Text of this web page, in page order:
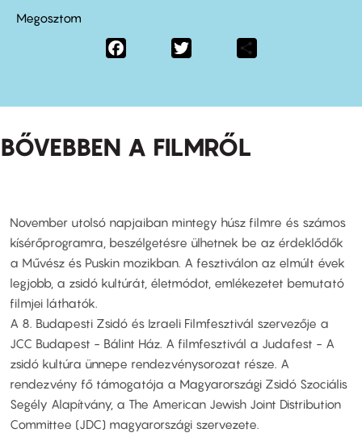
Megosztom
Facebook
BŐVEBBEN A FILMRŐL
November utolsó napjaiban mintegy húsz filmre és számos
kísérőprogramra, beszélgetésre ülhetnek be az érdeklődők
a Művész és Puskin mozikban. A fesztiválon az elmúlt évek
legjobb, a zsidó kultúrát, életmódot, emlékezetet bemutató
filmjei láthatók.
A 8. Budapesti Zsidó és Izraeli Filmfesztivál szervezője a
JCC Budapest - Bálint Ház. A filmfesztivál a Judafest - A
zsidó kultúra ünnepe rendezvénysorozat része. A
rendezvény fő támogatója a Magyarországi Zsidó Szociális
Segély Alapítvány, a The American Jewish Joint Distribution
Committee (JDC) magyarországi szervezete.​​